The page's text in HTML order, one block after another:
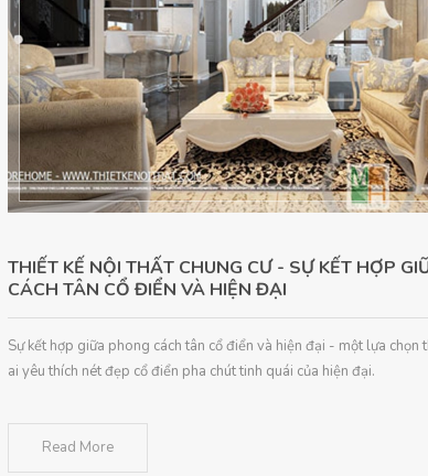
THIẾT KẾ NỘI THẤT CHUNG CƯ - SỰ KẾT HỢP
CÁCH TÂN CỔ ĐIỂN VÀ HIỆN ĐẠI
Sự kết hợp giữa phong cách tân cổ điển và hiện đại - một lựa chọn
ai yêu thích nét đẹp cổ điển pha chút tinh quái của hiện đại.
Read More